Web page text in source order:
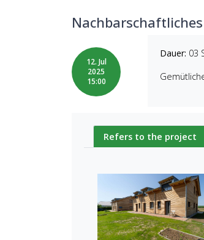
12. Jul
2025
15:00
Dauer: 03
Refers to the project